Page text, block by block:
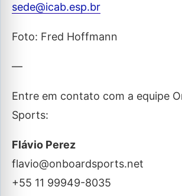
sede@icab.esp.br
Foto: Fred Hoffmann
—
Entre em contato com a equipe
Sports:
Flávio Perez
flavio@onboardsports.net
+55 11 99949-8035